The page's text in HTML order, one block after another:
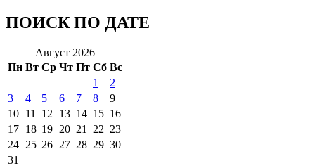
ПОИСК ПО ДАТЕ
Август 2026
Пн Вт Ср Чт Пт Сб Вс
1
2
3
4 5 6 7 8
9
10 11 12 13 14 15 16
17 18 19 20 21 22 23
24 25 26 27 28 29 30
31